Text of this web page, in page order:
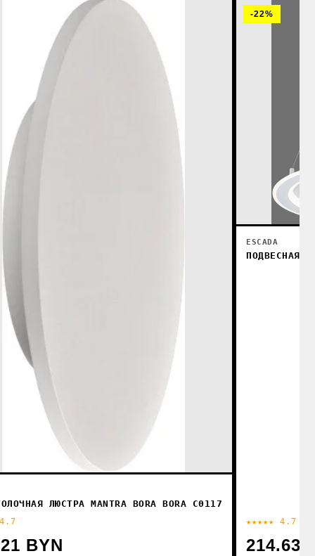
ЛЮСТРА MANTRA BORA BORA C0117
BYN
-22%
ESCADA
ПОДВЕСНАЯ
★★★★★ 4.7
214.63